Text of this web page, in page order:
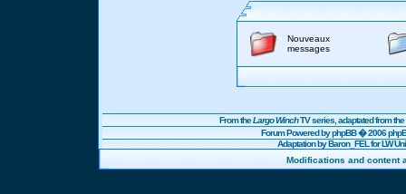
Nouveaux
messages
From theLargo WinchTV series, adaptated from
Forum Powered byphpBB� 2006
Adaptation by Baron_FEL for LW
Modifications and content